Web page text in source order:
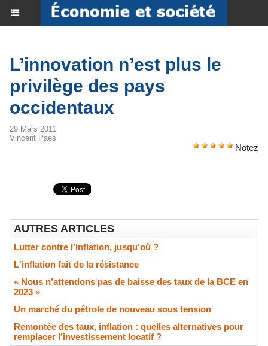
L’innovation n’est plus le
privilège des pays
occidentaux
29 Mars 2011
Vincent Paes
Notez
AUTRES ARTICLES
Lutter contre l’inflation, jusqu’où ?
L'inflation fait de la résistance
« Nous n’attendons pas de baisse des taux de la BCE en
2023 »
​Un marché du pétrole de nouveau sous tension
Remontée des taux, inflation : quelles alternatives pour
remplacer l’investissement locatif ?